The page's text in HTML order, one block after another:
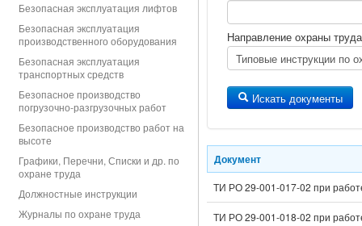
Безопасная эксплуатация лифтов
Безопасная эксплуатация
производственного оборудования
Безопасная эксплуатация
транспортных средств
Безопасное производство
погрузочно-разгрузочных работ
Безопасное производство работ на
высоте
Графики, Перечни, Списки и др. по
охране труда
Должностные инструкции
Журналы по охране труда
Направление охраны
Искать документы
Документ
ТИ РО 29-001-017-02 при
ТИ РО 29-001-018-02 при